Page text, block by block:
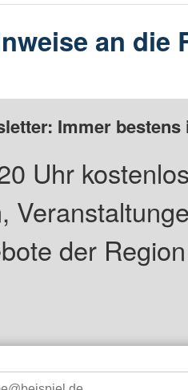
an die
Immer
Uhr
der